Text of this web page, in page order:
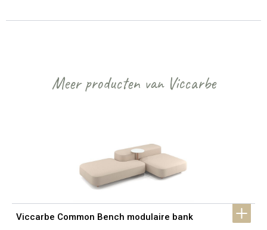
Meer producten van Viccarbe
Viccarbe Common Bench modulaire bank